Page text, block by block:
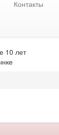
Контакты
10 лет